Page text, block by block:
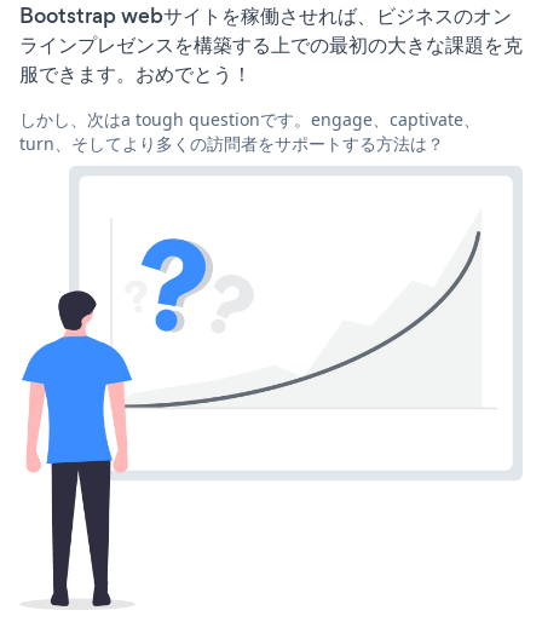
Bootstrap webサイトを稼働させれば、ビジネスのオン
ラインプレゼンスを構築する上での最初の大きな課題を克
服できます。おめでとう！
しかし、次はa tough questionです。engage、captivate、
turn、そしてより多くの訪問者をサポートする方法は？